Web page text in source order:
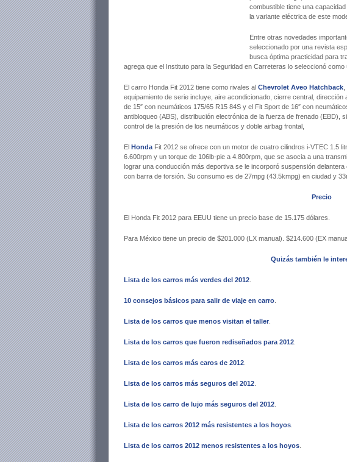
combustible tiene una
la variante eléctrica de este
Entre otras novedades
seleccionado por una revista
busca óptima practicidad para
agrega que el Instituto para la Seguridad en Carreteras lo seleccionó como
El carro Honda Fit 2012 tiene como rivales al Chevrolet Aveo Hatchback
equipamiento de serie incluye, aire acondicionado, cierre central,
de 15″ con neumáticos 175/65 R15 84S y el Fit Sport de 16″ con
antibloqueo (ABS), distribución electrónica de la fuerza de frenado (EBD),
control de la presión de los neumáticos y doble airbag frontal,
El Honda Fit 2012 se ofrece con un motor de cuatro cilindros i-VTEC 1.5
6.600rpm y un torque de 106lb-pie a 4.800rpm, que se asocia a una
lograr una conducción más deportiva se le incorporó suspensión
con barra de torsión. Su consumo es de 27mpg (43.5kmpg) en ciudad y
Precio
El Honda Fit 2012 para EEUU tiene un precio base de 15.175 dólares.
Para México tiene un precio de $201.000 (LX manual). $214.600 (EX
Quizás también le
Lista de los carros más verdes del 2012
10 consejos básicos para salir de viaje en carro
Lista de los carros que menos visitan el taller
Lista de los carros que fueron rediseñados para 2012
Lista de los carros más caros de 2012
Lista de los carros más seguros del 2012
Lista de los carro de lujo más seguros del 2012
Lista de los carros 2012 más resistentes a los hoyos
Lista de los carros 2012 menos resistentes a los hoyos